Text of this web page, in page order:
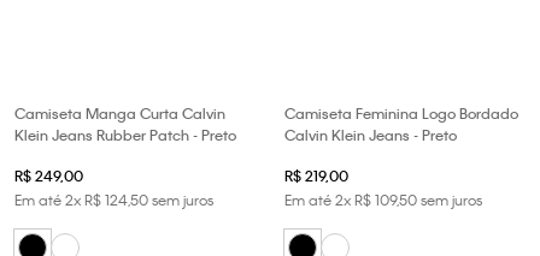
Camiseta Manga Curta Calvin
Klein Jeans Rubber Patch - Preto
R$249,00
Em até2xR$124,50sem juros
Camiseta Feminina Logo Bordado
Calvin Klein Jeans - Preto
R$219,00
Em até2xR$109,50sem juros